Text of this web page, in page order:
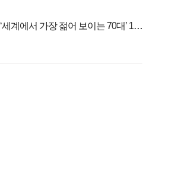
‘세계에서 가장 젊어 보이는 70대’ 1위